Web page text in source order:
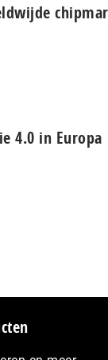
4.0 in Europa